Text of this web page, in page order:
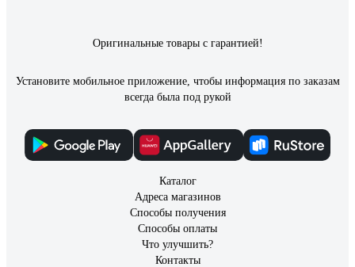
Оригинальные товары с гарантией!
Установите мобильное приложение, чтобы информация по заказам
всегда была под рукой
Каталог
Адреса магазинов
Способы получения
Способы оплаты
Что улучшить?
Контакты